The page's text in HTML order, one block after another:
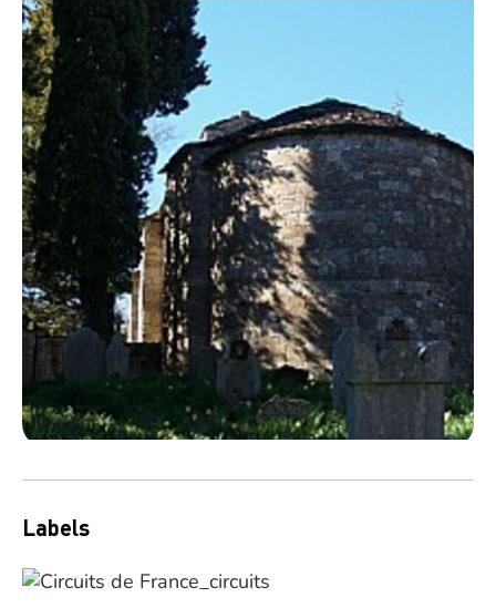
Labels